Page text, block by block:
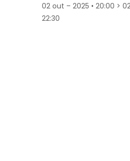
02 out – 2025 • 20:00 >
22:30